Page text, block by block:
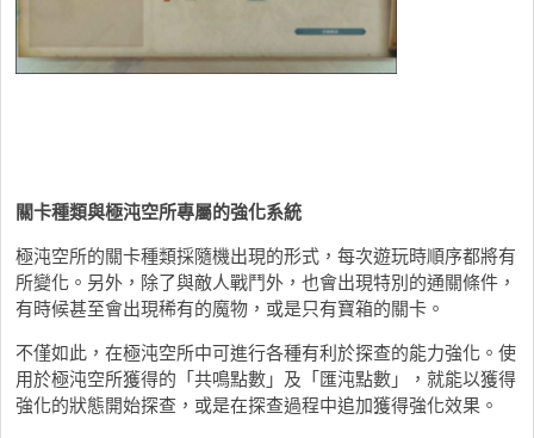
關卡種類與極沌空所專屬的強化系統
極沌空所的關卡種類採隨機出現的形式，每次遊玩時順序都將有
所變化。另外，除了與敵人戰鬥外，也會出現特別的通關條件，
有時候甚至會出現稀有的魔物，或是只有寶箱的關卡。
不僅如此，在極沌空所中可進行各種有利於探查的能力強化。使
用於極沌空所獲得的「共鳴點數」及「匯沌點數」，就能以獲得
強化的狀態開始探查，或是在探查過程中追加獲得強化效果。